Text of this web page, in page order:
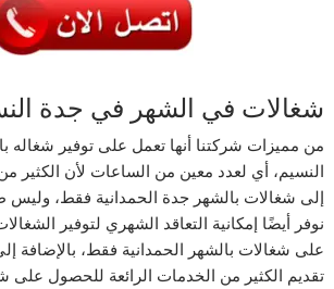
شغالات في الشهر في جدة
من مميزات شركتنا أنها تعمل على توفير شغاله
النسيم، أي لعدد معين من الساعات لأن الكثير
إلى شغالات بالشهر جدة الحمدانية فقط، وليس
نوفر أيضًا إمكانية التعاقد الشهري لتوفير
على شغالات بالشهر الحمدانية فقط، بالإضافة
تقديم الكثير من الخدمات الرائعة للحصول على